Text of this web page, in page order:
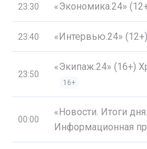
23:30 «Экономика.24»
23:40 «Интервью.24» (12+)
23:50
«Экипаж.24» (16+)
16+
00:00
«Новости. Итоги
Информационная